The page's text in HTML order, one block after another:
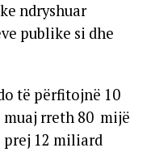
ndryshuar
publike si dhe
të përfitojnë 10
muaj rreth 80 mijë
12 miliard